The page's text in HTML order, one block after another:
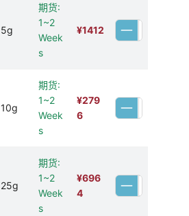
5g
期货:
1~2
Week
s
¥1412
10g
期货:
1~2
Week
s
¥279
6
25g
期货:
1~2
Week
s
¥696
4